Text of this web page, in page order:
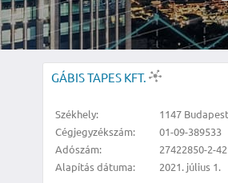
A részletes kereső csak belépett
GÁBIS TAPES KFT.
Székhely:
1147
Cégjegyzékszám:
01-09-389533
Adószám:
27422850-2-42
Alapítás dátuma:
2021. július 1.